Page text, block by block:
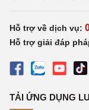
Hỗ trợ về dịch vụ:
Hỗ trợ giải đáp
TẢI ỨNG DỤNG